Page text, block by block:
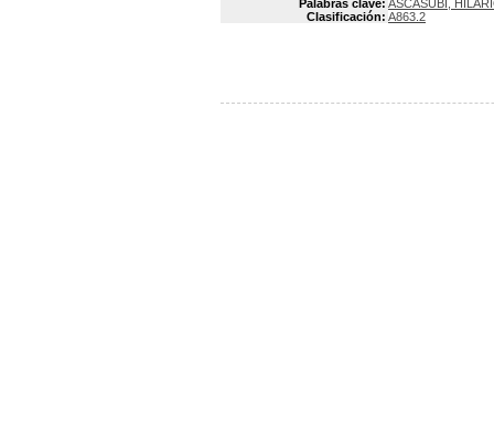
Palabras clave: ASCASUBI,
Clasificación: A863.2